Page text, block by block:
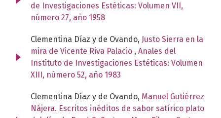
de Investigaciones Estéticas: Volumen VII,
número 27, año 1958
Clementina Díaz y de Ovando, Justo Sierra en la
mira de Vicente Riva Palacio , Anales del
Instituto de Investigaciones Estéticas: Volumen
XIII, número 52, año 1983
Clementina Díaz y de Ovando, Manuel Gutiérrez
Nájera. Escritos inéditos de sabor satírico plato